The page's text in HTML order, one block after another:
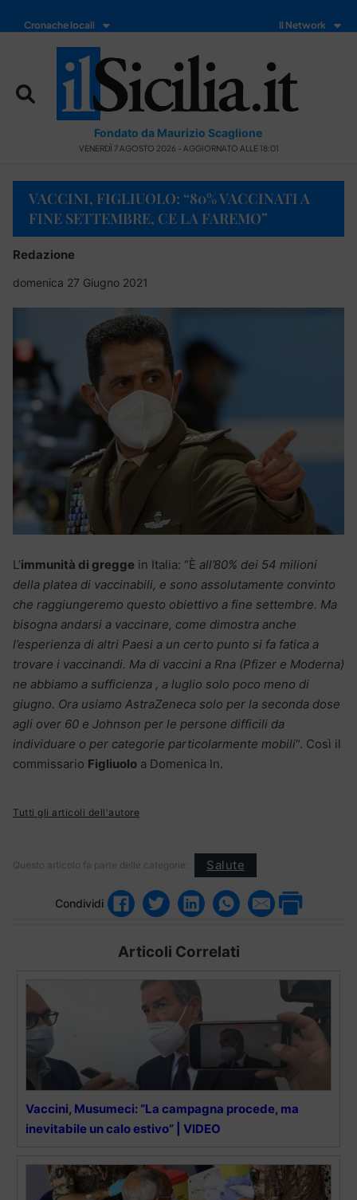
Cronache locali Il Network
Fondato da Maurizio Scaglione
VENERDÌ 7 AGOSTO 2026 - AGGIORNATO ALLE 18:01
VACCINI, FIGLIUOLO: “80% VACCINATI A
FINE SETTEMBRE, CE LA FAREMO”
Redazione
domenica 27 Giugno 2021
L’immunità di gregge in Italia: “È all’80% dei 54 milioni
della platea di vaccinabili, e sono assolutamente convinto
che raggiungeremo questo obiettivo a fine settembre. Ma
bisogna andarsi a vaccinare, come dimostra anche
l’esperienza di altri Paesi a un certo punto si fa fatica a
trovare i vaccinandi. Ma di vaccini a Rna (Pfizer e Moderna)
ne abbiamo a sufficienza , a luglio solo poco meno di
giugno. Ora usiamo AstraZeneca solo per la seconda dose
agli over 60 e Johnson per le persone difficili da
individuare o per categorie particolarmente mobili“. Così il
commissario Figliuolo a Domenica In.
Tutti gli articoli dell'autore
Questo articolo fa parte delle categorie: Salute
Condividi
Articoli Correlati
Vaccini, Musumeci: “La campagna procede, ma
inevitabile un calo estivo” | VIDEO